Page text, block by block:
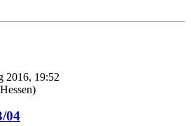
2016, 19:52
04